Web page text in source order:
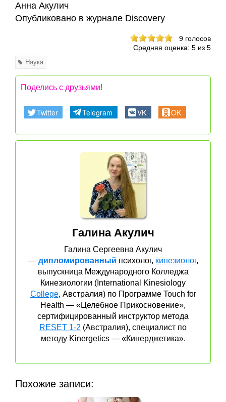
Анна Акулич
Опубликовано в журнале Discovery
9 голосов
Средняя оценка: 5 из 5
Наука
Поделись с друзьями!
Twitter Telegram VK OK
Галина Акулич
Галина Сергеевна Акулич
— дипломированный психолог, кинезиолог,
выпускница Международного Колледжа
Кинезиологии (International Kinesiology
College, Австралия) по Программе Touch for
Health — «Целебное Прикосновение»,
сертифицированный инструктор метода
RESET 1-2 (Австралия), специалист по
методу Kinergetics — «Кинерджетика».
Похожие записи: